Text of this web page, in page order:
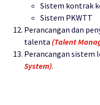
Sistem kontrak
Sistem PKWTT
Perancangan dan
talenta (Talent
Perancangan sistem
System).